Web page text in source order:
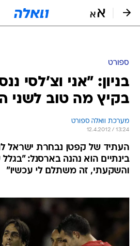
ספורט
בניון: "אני וצ'לסי
בקיץ מה טוב לשני
מערכת וואלה ספורט
12.4.2012 / 13:24
העתיד של קפטן נבחרת ישראל
בינתיים הוא נהנה בארסנל: "בגלל
והשקעתי, זה משתלם לי עכשיו"